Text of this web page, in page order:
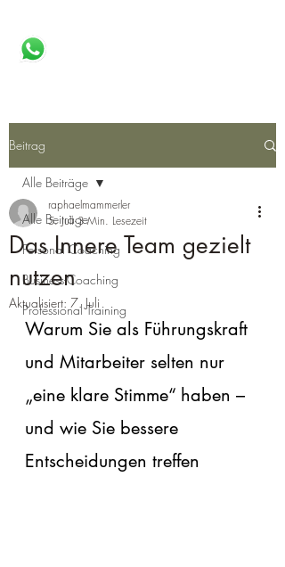
Beitrag
Alle Beiträge
Personal Coaching
Business-Coaching
Professional Training
Alle Beiträge
Das Innere Team gezielt
nutzen
raphaelmammerler
5. Juli 3 Min. Lesezeit
Aktualisiert: 7. Juli
Warum Sie als Führungskraft
und Mitarbeiter selten nur
„eine klare Stimme“ haben –
und wie Sie bessere
Entscheidungen treffen